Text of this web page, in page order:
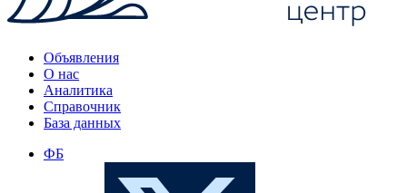
Объявления
О нас
Аналитика
Справочник
База данных
ФБ